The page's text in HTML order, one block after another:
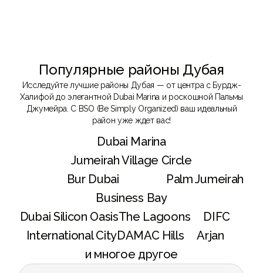
Популярные районы Дубая
Исследуйте лучшие районы Дубая — от центра с Бурдж-
Халифой до элегантной Dubai Marina и роскошной Пальмы
Джумейра. С BSO (Be Simply Organized) ваш идеальный
район уже ждет вас!
Dubai Marina
Jumeirah Village Circle
Bur Dubai
Palm Jumeirah
Business Bay
Dubai Silicon OasisThe Lagoons
DIFC
International CityDAMAC Hills
Arjan
и многое другое